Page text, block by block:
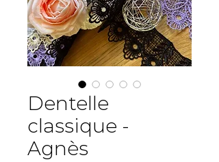
Dentelle
classique -
Agnès